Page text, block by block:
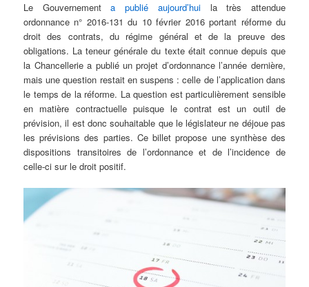
Le Gouvernementa publié aujourd’huila très attendue
ordonnance n° 2016-131 du 10 février 2016 portant réforme du
droit des contrats, du régime général et de la preuve des
obligations. La teneur générale du texte était connue depuis que
la Chancellerie a publié un projet d’ordonnance l’année dernière,
mais une question restait en suspens : celle de l’application dans
le temps de la réforme. La question est particulièrement sensible
en matière contractuelle puisque le contrat est un outil de
prévision, il est donc souhaitable que le législateur ne déjoue pas
les prévisions des parties. Ce billet propose une synthèse des
dispositions transitoires de l’ordonnance et de l’incidence de
celle-ci sur le droit positif.